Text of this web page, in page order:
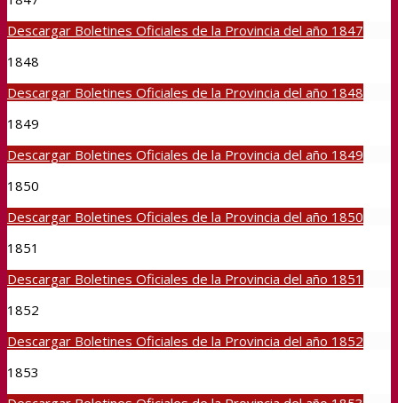
Descargar Boletines Oficiales de la Provincia del año 1847
1848
Descargar Boletines Oficiales de la Provincia del año 1848
1849
Descargar Boletines Oficiales de la Provincia del año 1849
1850
Descargar Boletines Oficiales de la Provincia del año 1850
1851
Descargar Boletines Oficiales de la Provincia del año 1851
1852
Descargar Boletines Oficiales de la Provincia del año 1852
1853